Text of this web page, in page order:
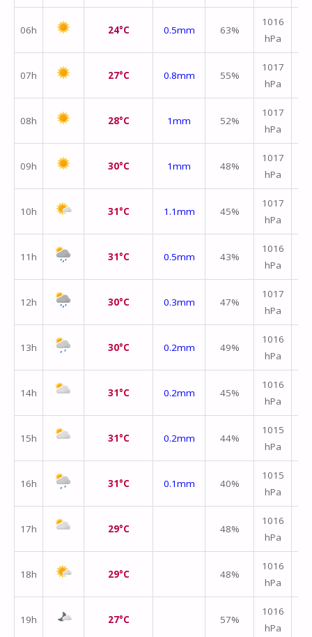
06h 24°C 0.5mm 63%
1016
hPa
07h 27°C 0.8mm 55%
1017
hPa
08h 28°C 1mm 52%
1017
hPa
09h 30°C 1mm 48%
1017
hPa
10h 31°C 1.1mm 45%
1017
hPa
11h 31°C 0.5mm 43%
1016
hPa
12h 30°C 0.3mm 47%
1017
hPa
13h 30°C 0.2mm 49%
1016
hPa
14h 31°C 0.2mm 45%
1016
hPa
15h 31°C 0.2mm 44%
1015
hPa
16h 31°C 0.1mm 40%
1015
hPa
17h 29°C 48%
1016
hPa
18h 29°C 48%
1016
hPa
19h 27°C 57%
1016
hPa